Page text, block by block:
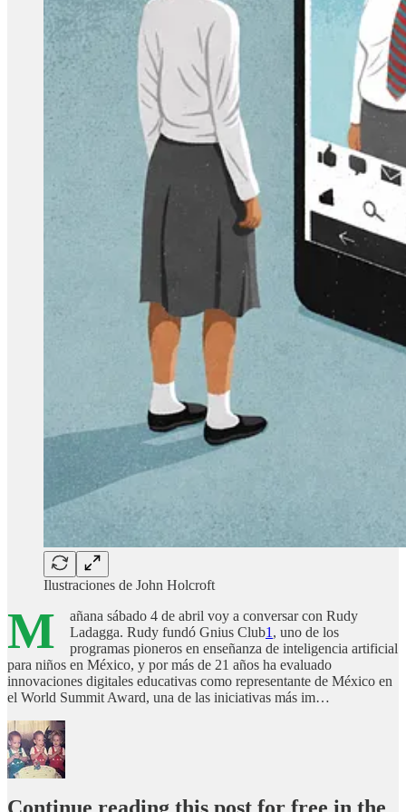
Ilustraciones de John Holcroft
M
añana sábado 4 de abril voy a conversar con Rudy
Ladagga. Rudy fundó Gnius Club1 , uno de los
programas pioneros en enseñanza de inteligencia artificial
para niños en México, y por más de 21 años ha evaluado
innovaciones digitales educativas como representante de México en
el World Summit Award, una de las iniciativas más im…